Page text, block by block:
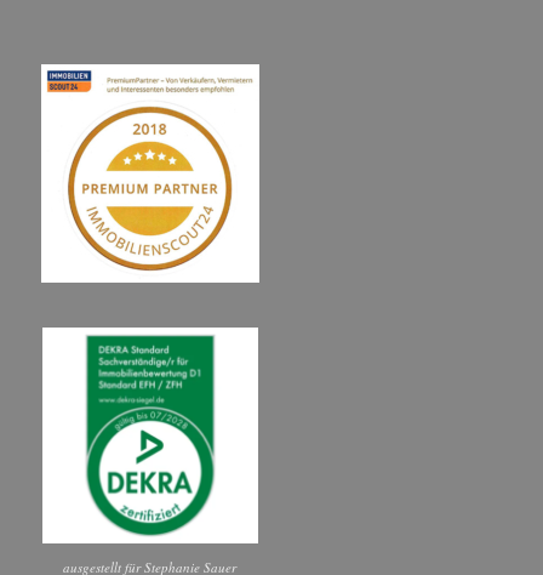
ausgestellt für Stephanie Sauer